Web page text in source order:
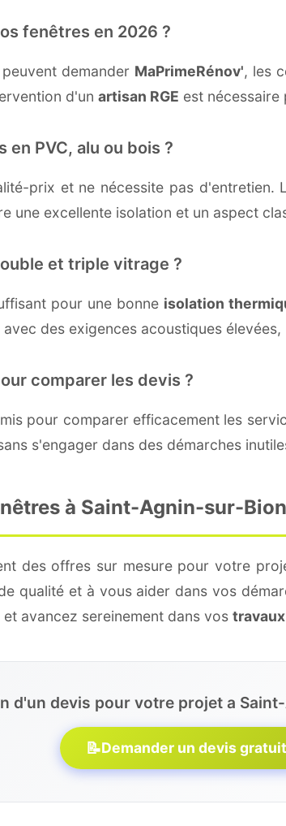
fenêtres en 2026 ?
demander MaPrimeRénov', les
d'un artisan RGE est nécessaire
PVC, alu ou bois ?
prix et ne nécessite pas d'entretien.
une excellente isolation et un aspect
et triple vitrage ?
pour une bonne isolation
des exigences acoustiques
comparer les devis ?
pour comparer efficacement les
s'engager dans des démarches
à Saint-Agnin-sur-Bion
des offres sur mesure pour votre
qualité et à vous aider dans vos
avancez sereinement dans vos
d'un devis pour votre projet a
📝Demander un devis gratuit